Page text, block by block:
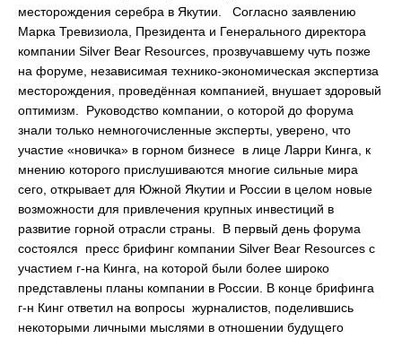
месторождения серебра в Якутии. Согласно заявлению
Марка Тревизиола, Президента и Генерального директора
компании Silver Bear Resources, прозвучавшему чуть позже
на форуме, независимая технико-экономическая экспертиза
месторождения, проведённая компанией, внушает здоровый
оптимизм. Руководство компании, о которой до форума
знали только немногочисленные эксперты, уверено, что
участие «новичка» в горном бизнесе в лице Ларри Кинга, к
мнению которого прислушиваются многие сильные мира
сего, открывает для Южной Якутии и России в целом новые
возможности для привлечения крупных инвестиций в
развитие горной отрасли страны. В первый день форума
состоялся пресс брифинг компании Silver Bear Resources с
участием г-на Кинга, на которой были более широко
представлены планы компании в России. В конце брифинга
г-н Кинг ответил на вопросы журналистов, поделившись
некоторыми личными мыслями в отношении будущего